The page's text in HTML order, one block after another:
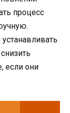
процесс
если они